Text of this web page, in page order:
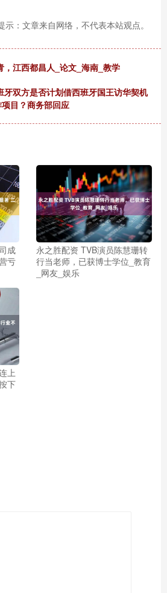
示：文章来自网络，不代表本站观点。
，江西都昌人_论文_海南_教学
牙双方是否计划借西班牙国王访华契机
目？商务部回应
成
亏
永之胜配资 TVB演员陈慧珊转
行当老师，已获博士学位_教育
_网友_娱乐
上
下